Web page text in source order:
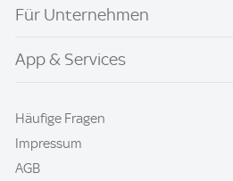
Für Unternehmen
App & Services
Häufige Fragen
Impressum
AGB